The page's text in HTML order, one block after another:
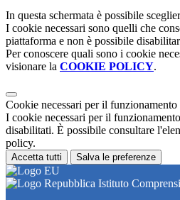
In questa schermata è possibile
I cookie necessari sono quelli che
piattaforma e non è possibile
Per conoscere quali sono i cookie
visionare la COOKIE POLICY.
Cookie necessari per il funzionamento
I cookie necessari per il
disabilitati. È possibile consultare
policy.
Accetta tutti Salva le preferenze
Istituto